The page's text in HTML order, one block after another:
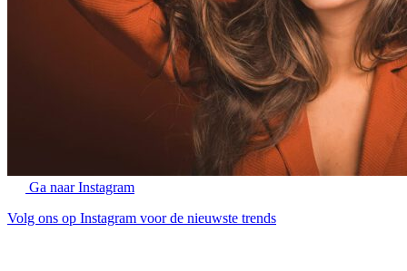
Ga naar Instagram
Volg ons op Instagram voor de nieuwste trends